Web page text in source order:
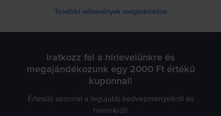
hallani, hogy a csomagolás minősége is elnyerte a
További vélemények megtekintése
Iratkozz fel a hírlevelünkre és
megajándékozunk egy 2000 Ft értékű
kuponnal!
Értesülj azonnal a legújabb kedvezményekről és
híreinkről!